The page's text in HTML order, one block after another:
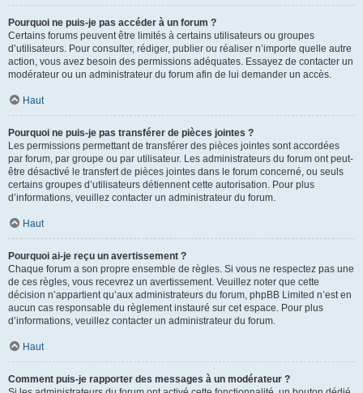
Pourquoi ne puis-je pas accéder à un forum ?
Certains forums peuvent être limités à certains utilisateurs ou groupes
d’utilisateurs. Pour consulter, rédiger, publier ou réaliser n’importe quelle autre
action, vous avez besoin des permissions adéquates. Essayez de contacter un
modérateur ou un administrateur du forum afin de lui demander un accès.
Haut
Pourquoi ne puis-je pas transférer de pièces jointes ?
Les permissions permettant de transférer des pièces jointes sont accordées
par forum, par groupe ou par utilisateur. Les administrateurs du forum ont peut-
être désactivé le transfert de pièces jointes dans le forum concerné, ou seuls
certains groupes d’utilisateurs détiennent cette autorisation. Pour plus
d’informations, veuillez contacter un administrateur du forum.
Haut
Pourquoi ai-je reçu un avertissement ?
Chaque forum a son propre ensemble de règles. Si vous ne respectez pas une
de ces règles, vous recevrez un avertissement. Veuillez noter que cette
décision n’appartient qu’aux administrateurs du forum, phpBB Limited n’est en
aucun cas responsable du règlement instauré sur cet espace. Pour plus
d’informations, veuillez contacter un administrateur du forum.
Haut
Comment puis-je rapporter des messages à un modérateur ?